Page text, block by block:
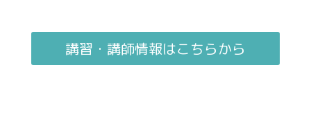
講習・講師情報はこちらから